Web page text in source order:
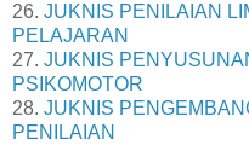
26. JUKNIS PENILAIAN
PELAJARAN
27. JUKNIS
PSIKOMOTOR
28. JUKNIS
PENILAIAN